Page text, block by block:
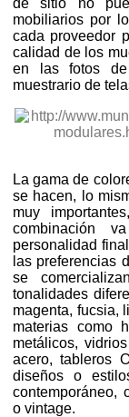
de sitio no
mobiliarios por
cada proveedor
calidad de los
en las fotos
muestrario de
La gama de
se hacen, lo
muy
combinación
personalidad
las preferencias
se
tonalidades
magenta, fucsia,
materias como
metálicos,
acero, tableros
diseños o
contemporáneo,
o vintage.